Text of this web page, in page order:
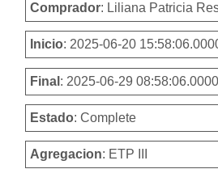
Comprador: Liliana Patricia
Inicio: 2025-06-20
Final : 2025-06-29
Estado: Complete
Agregacion: ETP III